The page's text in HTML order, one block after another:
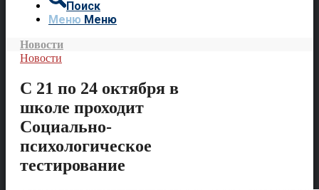
Поиск
Меню Меню
Новости
Новости
С 21 по 24 октября в
школе проходит
Социально-
психологическое
тестирование